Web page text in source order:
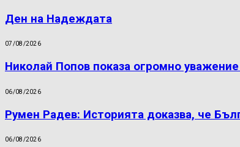
Ден на Надеждата
07/08/2026
Николай Попов показа огромно
06/08/2026
Румен Радев: Историята доказва, че
06/08/2026